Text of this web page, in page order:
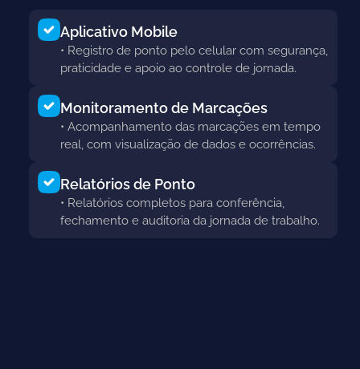
Aplicativo Mobile
• Registro de ponto pelo celular com segurança,
praticidade e apoio ao controle de jornada.
Monitoramento de Marcações
• Acompanhamento das marcações em tempo
real, com visualização de dados e ocorrências.
Relatórios de Ponto
• Relatórios completos para conferência,
fechamento e auditoria da jornada de trabalho.